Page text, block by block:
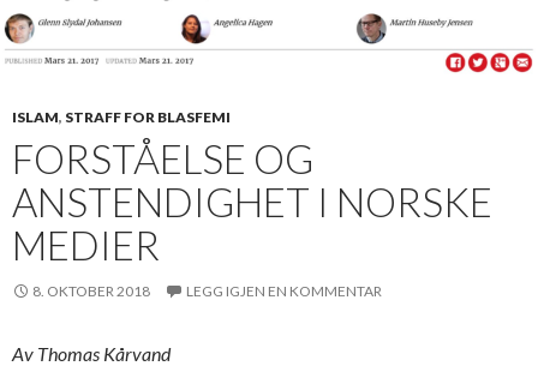
ISLAM, STRAFF FOR BLASFEMI
FORSTÅELSE OG
ANSTENDIGHET I NORSKE
MEDIER
8. OKTOBER 2018 LEGG IGJEN EN KOMMENTAR
Av Thomas Kårvand